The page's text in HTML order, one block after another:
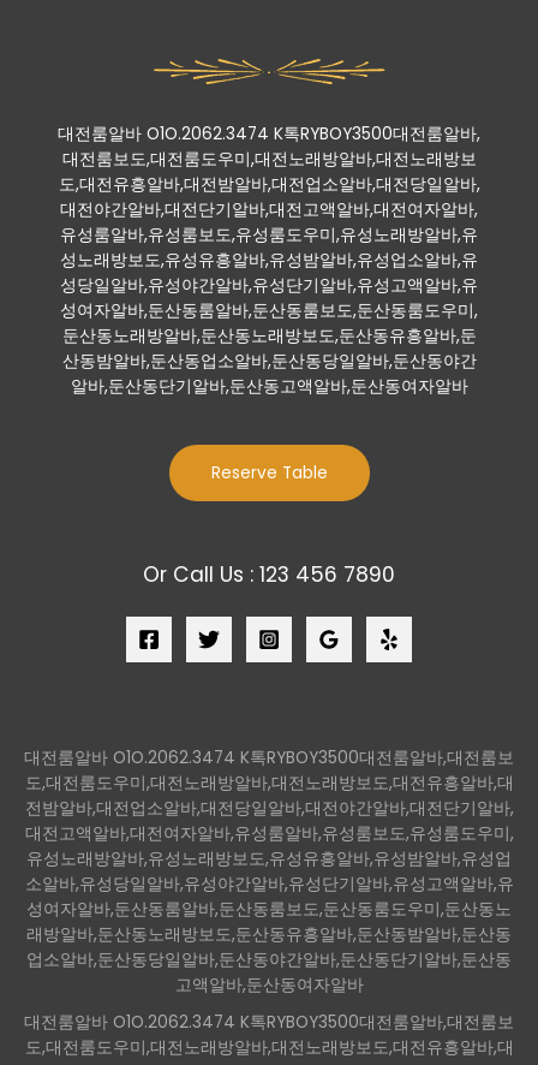
대전룸알바 O1O.2062.3474 K톡RYBOY3500대전룸알바,
대전룸보도,대전룸도우미,대전노래방알바,대전노래방보
도,대전유흥알바,대전밤알바,대전업소알바,대전당일알바,
대전야간알바,대전단기알바,대전고액알바,대전여자알바,
유성룸알바,유성룸보도,유성룸도우미,유성노래방알바,유
성노래방보도,유성유흥알바,유성밤알바,유성업소알바,유
성당일알바,유성야간알바,유성단기알바,유성고액알바,유
성여자알바,둔산동룸알바,둔산동룸보도,둔산동룸도우미,
둔산동노래방알바,둔산동노래방보도,둔산동유흥알바,둔
산동밤알바,둔산동업소알바,둔산동당일알바,둔산동야간
알바,둔산동단기알바,둔산동고액알바,둔산동여자알바
Reserve Table
Or Call Us : 123 456 7890
대전룸알바 O1O.2062.3474 K톡RYBOY3500대전룸알바,대전룸보
도,대전룸도우미,대전노래방알바,대전노래방보도,대전유흥알바,대
전밤알바,대전업소알바,대전당일알바,대전야간알바,대전단기알바,
대전고액알바,대전여자알바,유성룸알바,유성룸보도,유성룸도우미,
유성노래방알바,유성노래방보도,유성유흥알바,유성밤알바,유성업
소알바,유성당일알바,유성야간알바,유성단기알바,유성고액알바,유
성여자알바,둔산동룸알바,둔산동룸보도,둔산동룸도우미,둔산동노
래방알바,둔산동노래방보도,둔산동유흥알바,둔산동밤알바,둔산동
업소알바,둔산동당일알바,둔산동야간알바,둔산동단기알바,둔산동
고액알바,둔산동여자알바
대전룸알바 O1O.2062.3474 K톡RYBOY3500대전룸알바,대전룸보
도,대전룸도우미,대전노래방알바,대전노래방보도,대전유흥알바,대